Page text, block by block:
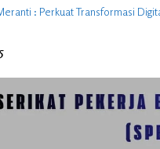
: Perkuat Transformasi